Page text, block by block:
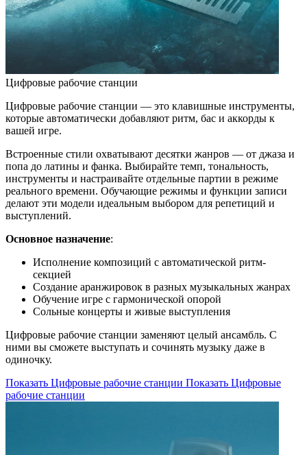
Цифровые рабочие станции
Цифровые рабочие станции — это клавишные инструменты,
которые автоматически добавляют ритм, бас и аккорды к
вашей игре.
Встроенные стили охватывают десятки жанров — от джаза и
попа до латины и фанка. Выбирайте темп, тональность,
инструменты и настраивайте отдельные партии в режиме
реального времени. Обучающие режимы и функции записи
делают эти модели идеальным выбором для репетиций и
выступлений.
Основное назначение:
Исполнение композиций с автоматической ритм-
секцией
Создание аранжировок в разных музыкальных жанрах
Обучение игре с гармонической опорой
Сольные концерты и живые выступления
Цифровые рабочие станции заменяют целый ансамбль. С
ними вы сможете выступать и сочинять музыку даже в
одиночку.
Показать Цифровые рабочие станции Показать Цифровые
рабочие станции